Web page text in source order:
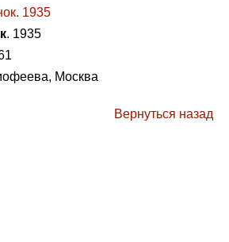
. 1935
Москва
Вернуться назад